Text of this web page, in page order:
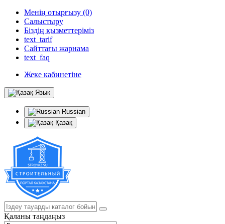
Менің отырғызу (0)
Салыстыру
Біздің қызметтеріміз
text_tarif
Сайттағы жарнама
text_faq
Жеке кабинетіне
Язык
Russian
Қазақ
Қаланы таңдаңыз